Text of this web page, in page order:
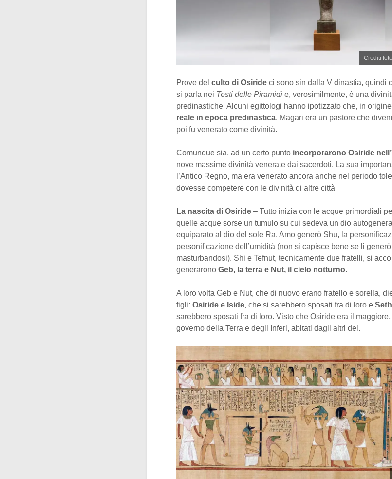
Crediti
Prove del culto di Osiride ci sono sin dalla V dinastia, quindi
si parla nei Testi delle Piramidi e, verosimilmente, è una
predinastiche. Alcuni egittologi hanno ipotizzato che, in
reale in epoca predinastica. Magari era un pastore che
poi fu venerato come divinità.
Comunque sia, ad un certo punto incorporarono Osiride
nove massime divinità venerate dai sacerdoti. La sua
l’Antico Regno, ma era venerato ancora anche nel periodo
dovesse competere con le divinità di altre città.
La nascita di Osiride – Tutto inizia con le acque primordiali
quelle acque sorse un tumulo su cui sedeva un dio
equiparato al dio del sole Ra. Amo generò Shu, la
personificazione dell’umidità (non si capisce bene se li
masturbandosi). Shi e Tefnut, tecnicamente due fratelli, si
generarono Geb, la terra e Nut, il cielo notturno.
A loro volta Geb e Nut, che di nuovo erano fratello e sorella,
figli: Osiride e Iside, che si sarebbero sposati fra di loro e
sarebbero sposati fra di loro. Visto che Osiride era il maggiore,
governo della Terra e degli Inferi, abitati dagli altri dei.